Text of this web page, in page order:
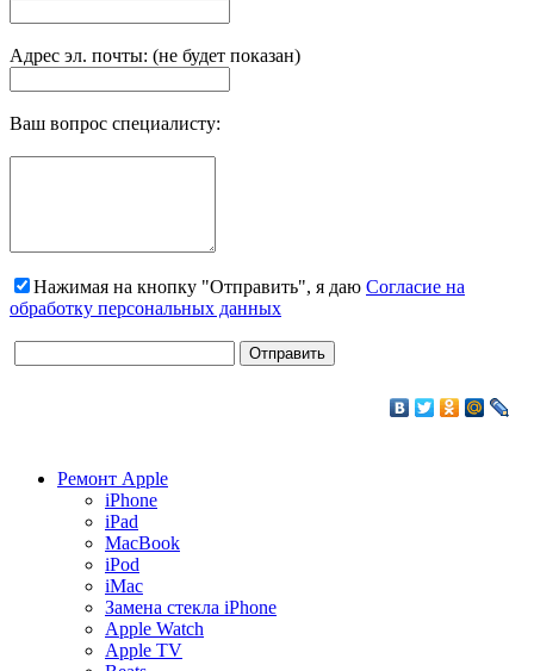
Адрес эл. почты: (не будет показан)
Ваш вопрос специалисту:
Нажимая на кнопку "Отправить", я даю Согласие на
обработку персональных данных
Ремонт Apple
iPhone
iPad
MacBook
iPod
iMac
Замена стекла iPhone
Apple Watch
Apple TV